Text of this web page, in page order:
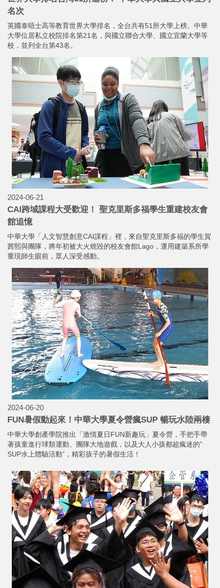
名次
英國泰晤士高等教育世界大學排名，全台共有51所大學上榜。中華
大學位居私立校院排名第21名，與國立聯合大學、國立宜蘭大學等
校，並列全台第43名。
2024-06-21
CAI跨域課程大受歡迎！ 聖克里斯多福學生重建校友會
館追憶
中華大學「人文智慧創意CAI課程」裡，來自聖克里斯多福的學生賀
茜熙與團隊，將年初被大火燒毀的校友會館Lago，運用建築系所學
重現師生眼前，眾人深受感動。
2024-06-20
FUN暑假動起來！中華大學夏令營瘋SUP 暢玩水陸兩棲
中華大學創產學院推出「激情夏日FUN新趣玩」夏令營，手把手帶
著孩童進行球類運動、團隊大地遊戲，以及大人小孩都超瘋迷的”
SUP水上體驗活動”，精彩孩子的暑假生活！